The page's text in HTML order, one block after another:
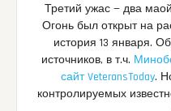
Третий ужас — два
Огонь был открыт на
история 13 января.
источников, в т.ч.
сайт VeteransToday.
контролируемых